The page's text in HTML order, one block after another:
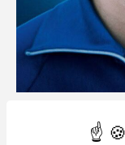
Avec la présence